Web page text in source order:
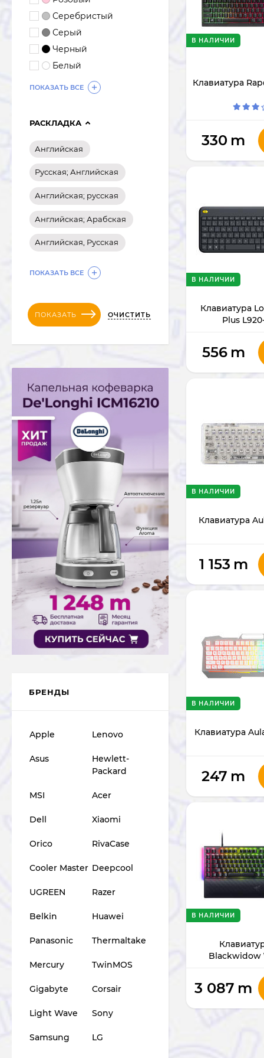
Клавиатура
В НАЛИЧИИ
330 m
Клавиатура
Plus
В НАЛИЧИИ
556 m
Клавиатура
В НАЛИЧИИ
1 153 m
Клавиатура
В НАЛИЧИИ
247 m
Blackwidow
В НАЛИЧИИ
3 087 m
Серебристый
Серый
Черный
Белый
ПОКАЗАТЬ ВСЕ
РАСКЛАДКА
Английская
Русская; Английская
Английская; русская
Английская; Арабская
Английская, Русская
ПОКАЗАТЬ ВСЕ
ПОКАЗАТЬ ОЧИСТИТЬ
БРЕНДЫ
Apple Lenovo
Asus
Hewlett-
Packard
MSI Acer
Dell Xiaomi
Orico RivaCase
Cooler Master Deepcool
UGREEN Razer
Belkin Huawei
Panasonic Thermaltake
Mercury TwinMOS
Gigabyte Corsair
Light Wave Sony
Samsung LG